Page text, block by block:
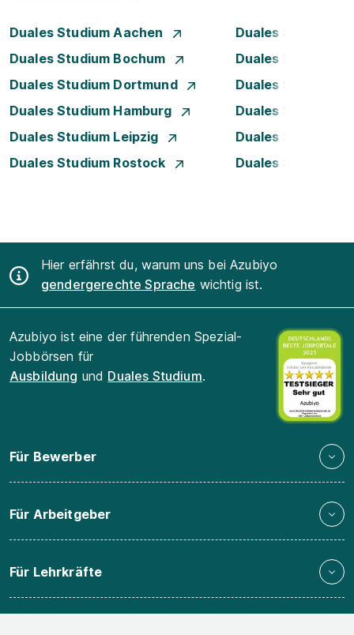
Duales Studium Aachen
Duales Studium
Duales Studium Bochum
Duales Studium
Duales Studium Dortmund
Duales Studium
Duales Studium Hamburg
Duales Studium
Duales Studium Leipzig
Duales Studium
Duales Studium Rostock
Duales Studium
Hier erfährst du, warum uns bei Azubiyo
gendergerechte Sprache wichtig ist.
Azubiyo ist eine der führenden Spezial-
Jobbörsen für
Ausbildung und Duales Studium.
Für Bewerber
Für Arbeitgeber
Für Lehrkräfte